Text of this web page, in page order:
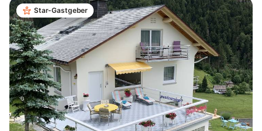
Star-Gastgeber